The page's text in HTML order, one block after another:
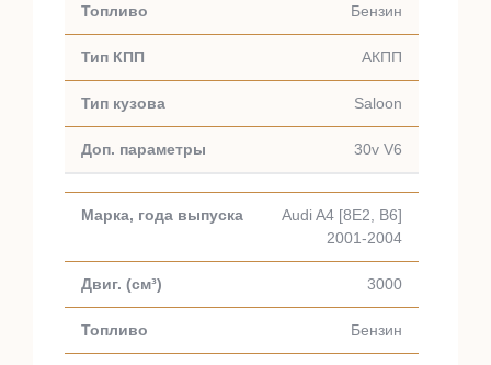
Бензин
АКПП
Saloon
30v V6
Audi A4 [8E2, B6]
2001-2004
3000
Бензин